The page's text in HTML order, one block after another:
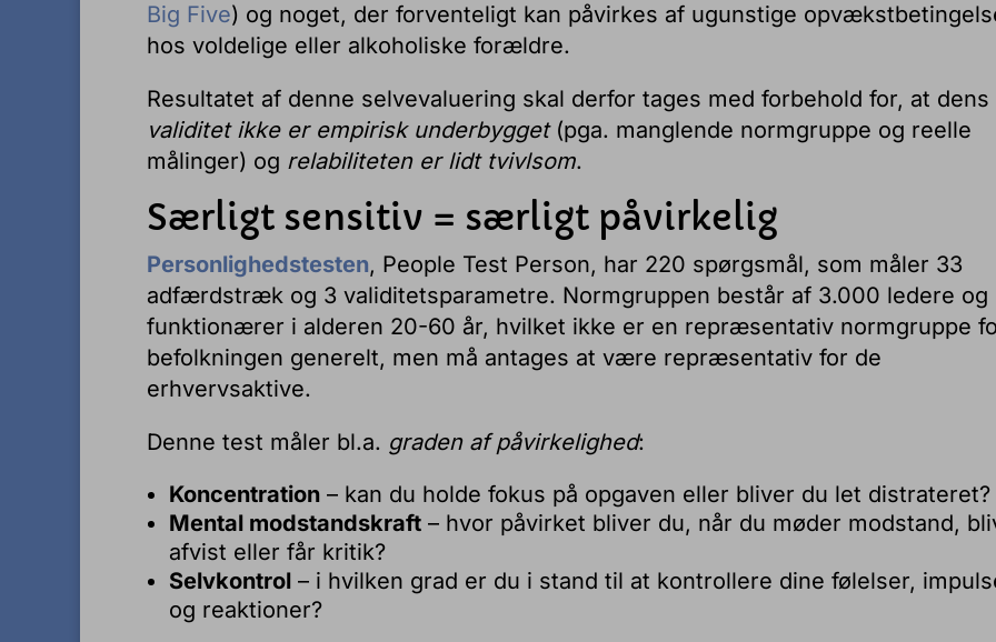
Big Five) og noget, der forventeligt kan påvirkes af ugunstige
hos voldelige eller alkoholiske forældre.
Resultatet af denne selvevaluering skal derfor tages med forbehold for, at dens
validitet ikke er empirisk underbygget(pga. manglende normgruppe og reelle
målinger) og relabiliteten er lidt tvivlsom.
Særligt sensitiv = særligt påvirkelig
Personlighedstesten, People Test Person, har 220 spørgsmål, som måler 33
adfærdstræk og 3 validitetsparametre. Normgruppen består af 3.000 ledere og
funktionærer i alderen 20-60 år, hvilket ikke er en repræsentativ normgruppe
befolkningen generelt, men må antages at være repræsentativ for de
erhvervsaktive.
Denne test måler bl.a. graden af påvirkelighed:
Koncentration – kan du holde fokus på opgaven eller bliver du let distrateret?
Mental modstandskraft – hvor påvirket bliver du, når du møder modstand,
afvist eller får kritik?
Selvkontrol – i hvilken grad er du i stand til at kontrollere dine følelser,
og reaktioner?